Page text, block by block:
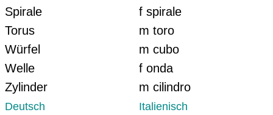
Spirale
f spirale
Torus
m toro
Würfel
m cubo
Welle
f onda
Zylinder
m cilindro
Deutsch Italienisch